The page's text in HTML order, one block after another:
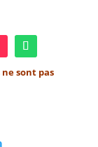
sont pas